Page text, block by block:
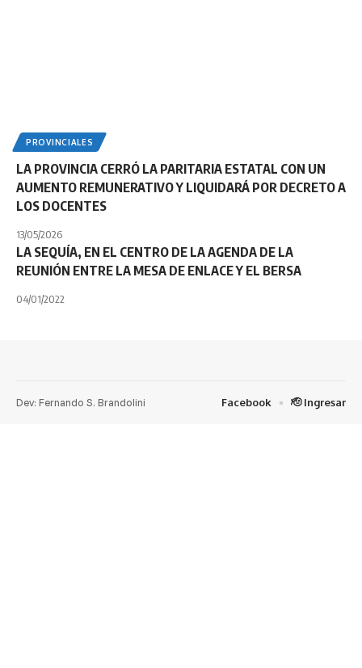
PROVINCIALES
LA PROVINCIA CERRÓ LA PARITARIA ESTATAL CON UN
AUMENTO REMUNERATIVO Y LIQUIDARÁ POR DECRETO A
LOS DOCENTES
13/05/2026
LA SEQUÍA, EN EL CENTRO DE LA AGENDA DE LA
REUNIÓN ENTRE LA MESA DE ENLACE Y EL BERSA
04/01/2022
Dev: Fernando S. Brandolini Facebook 🫡 Ingresar